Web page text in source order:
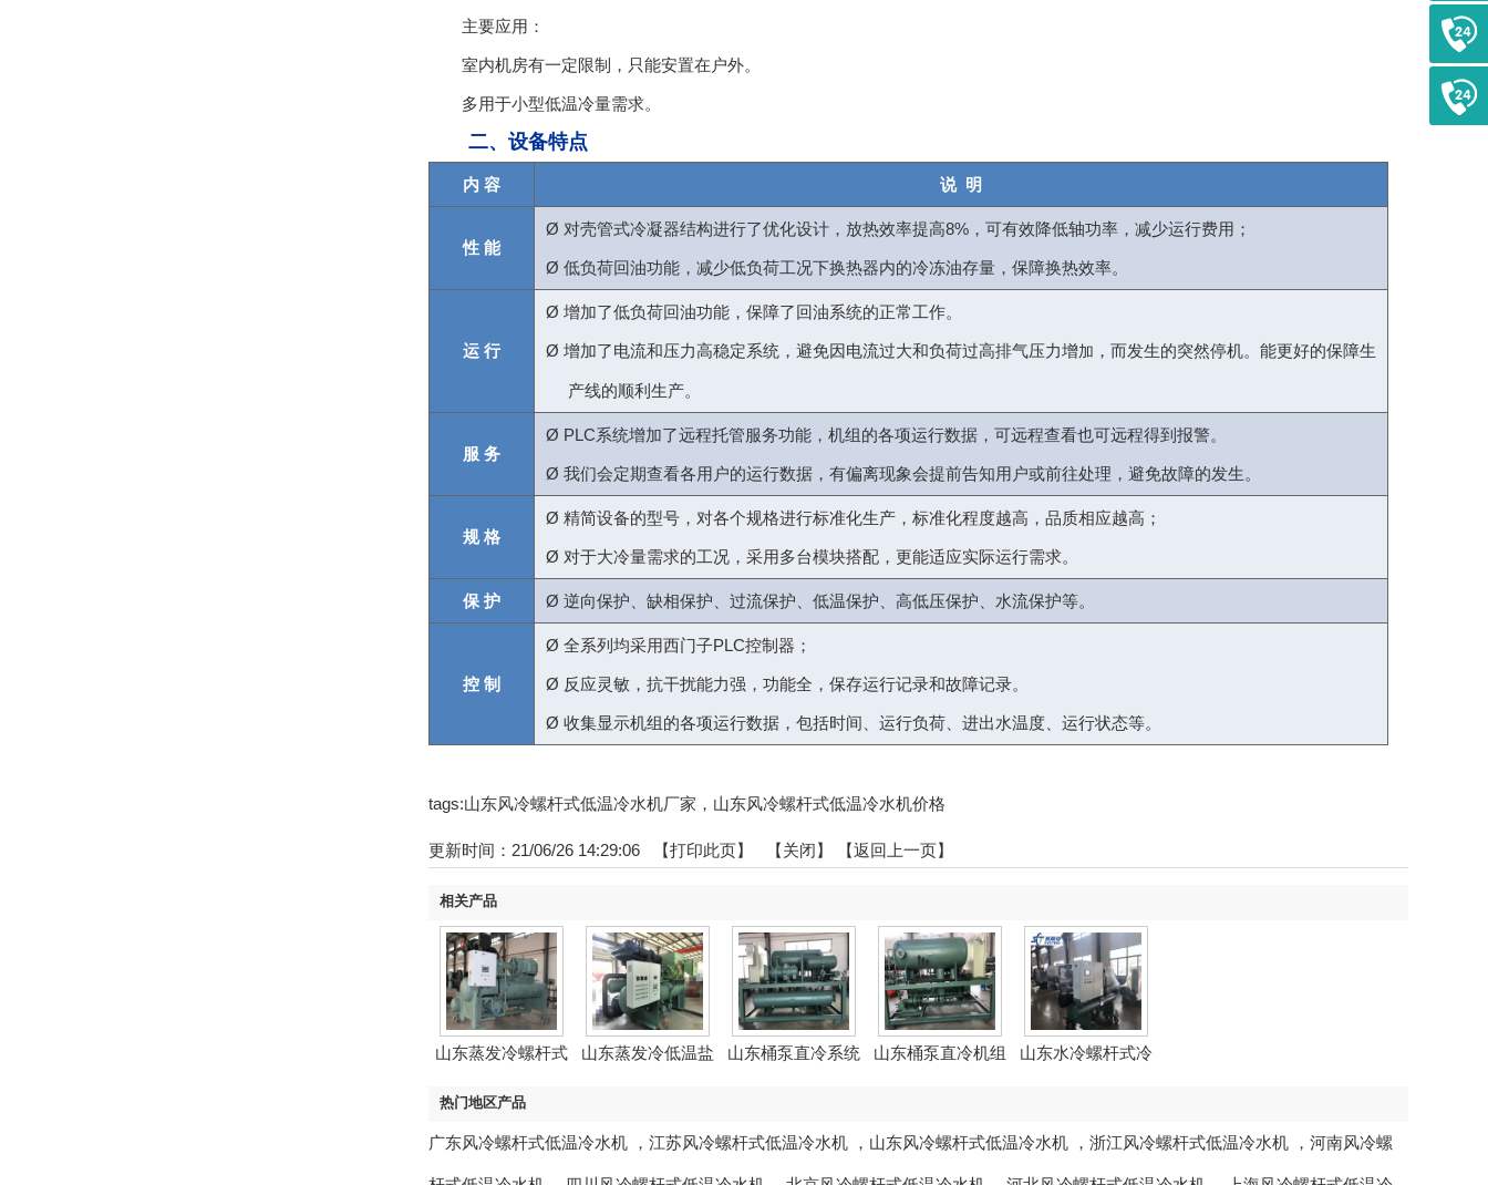
主要应用：
室内机房有一定限制，只能安置在户外。
多用于小型低温冷量需求。
二、设备特点
内 容 说 明
性 能
Ø 对壳管式冷凝器结构进行了优化设计，放热效率提高8% ，可有效降低轴功率，减少运行费用；
Ø 低负荷回油功能，减少低负荷工况下换热器内的冷冻油存量，保障换热效率。
运 行
Ø 增加了低负荷回油功能，保障了回油系统的正常工作。
Ø 增加了电流和压力高稳定系统，避免因电流过大和负荷过高排气压力增加 ，而发生的突然停机。能更好的保障生
产线的顺利生产。
服 务
Ø PLC系统增加了远程托管服务功能，机组的各项运行数据，可远程查看也可远程得到报警。
Ø 我们会定期查看各用户的运行数据，有偏离现象会提前告知用户或前往处理，避免故障的发生。
规 格
Ø 精简设备的型号，对各个规格进行标准化生产，标准化程度越高，品质相应越高；
Ø 对于大冷量需求的工况，采用多台模块搭配，更能适应实际运行需求。
保 护 Ø 逆向保护、缺相保护、过流保护、低温保护、高低压保护、水流保护等。
控 制
Ø 全系列均采用西门子PLC控制器；
Ø 反应灵敏，抗干扰能力强，功能全，保存运行记录和故障记录。
Ø 收集显示机组的各项运行数据，包括时间、运行负荷、进出水温度、运行状态等。
tags:山东风冷螺杆式低温冷水机厂家，山东风冷螺杆式低温冷水机价格
更新时间：21/06/26 14:29:06 【打印此页】 【关闭】 【返回上一页】
相关产品
山东蒸发冷螺杆式
山东蒸发冷低温盐
山东桶泵直冷系统 山东桶泵直冷机组
山东水冷螺杆式冷
热门地区产品
广东风冷螺杆式低温冷水机 ， 江苏风冷螺杆式低温冷水机 ， 山东风冷螺杆式低温冷水机 ， 浙江风冷螺杆式低温冷水机 ， 河南风冷螺